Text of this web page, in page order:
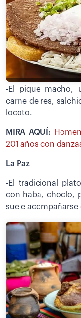
-El pique macho,
carne de res,
locoto.
MIRA AQUÍ:
201 años con
La Paz
-El tradicional
con haba, choclo,
suele